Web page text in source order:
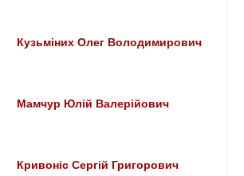
Кузьміних Олег Володимирович
Мамчур Юлій Валерійович
Кривоніс Сергій Григорович